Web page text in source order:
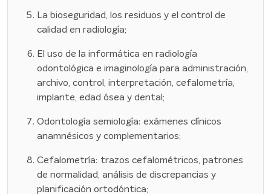
La bioseguridad, los residuos y el control de
calidad en radiología;
El uso de la informática en radiología
odontológica e imaginología para administración,
archivo, control, interpretación, cefalometría,
implante, edad ósea y dental;
Odontología semiología: exámenes clínicos
anamnésicos y complementarios;
Cefalometría: trazos cefalométricos, patrones
de normalidad, análisis de discrepancias y
planificación ortodóntica;